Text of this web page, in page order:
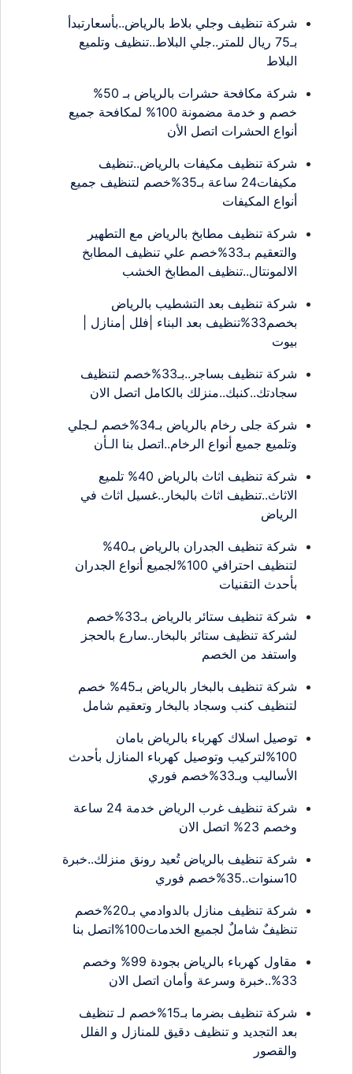
شركة تنظيف وجلي بلاط بالرياض..بأسعارتبدأ
بـ75 ريال للمتر..جلي البلاط..تنظيف وتلميع
البلاط
شركة مكافحة حشرات بالرياض بـ 50%
خصم و خدمة مضمونة 100% لمكافحة جميع
أنواع الحشرات اتصل الأن
شركة تنظيف مكيفات بالرياض..تنظيف
مكيفات24 ساعة بـ35%خصم لتنظيف جميع
أنواع المكيفات
شركة تنظيف مطابخ بالرياض مع التطهير
والتعقيم بـ33%خصم علي تنظيف المطابخ
الالمونتال..تنظيف المطابخ الخشب
شركة تنظيف بعد التشطيب بالرياض
بخصم33%تنظيف بعد البناء |فلل |منازل |
بيوت
شركة تنظيف بساجر..بـ33%خصم لتنظيف
سجادتك..كنبك..منزلك بالكامل اتصل الان
شركة جلى رخام بالرياض بـ34%خصم لـجلي
وتلميع جميع أنواع الرخام..اتصل بنا الـأن
شركة تنظيف اثاث بالرياض 40% تلميع
الاثاث..تنظيف اثاث بالبخار..غسيل اثاث في
الرياض
شركة تنظيف الجدران بالرياض بـ40%
لتنظيف احترافي 100%لجميع أنواع الجدران
بأحدث التقنيات
شركة تنظيف ستائر بالرياض بـ33%خصم
لشركة تنظيف ستائر بالبخار..سارع بالحجز
واستفد من الخصم
شركة تنظيف بالبخار بالرياض بـ45% خصم
لتنظيف كنب وسجاد بالبخار وتعقيم شامل
توصيل اسلاك كهرباء بالرياض بامان
100%لتركيب وتوصيل كهرباء المنازل بأحدث
الأساليب وبـ33%خصم فوري
شركة تنظيف غرب الرياض خدمة 24 ساعة
وخصم 23% اتصل الان
شركة تنظيف بالرياض تُعيد رونق منزلك..خبرة
10سنوات..35%خصم فوري
شركة تنظيف منازل بالدوادمي بـ20%خصم
تنظيفٌ شاملٌ لجميع الخدمات100%اتصل بنا
مقاول كهرباء بالرياض بجودة 99% وخصم
33%..خبرة وسرعة وأمان اتصل الان
شركة تنظيف بضرما بـ15%خصم لـ تنظيف
بعد التجديد و تنظيف دقيق للمنازل و الفلل
والقصور